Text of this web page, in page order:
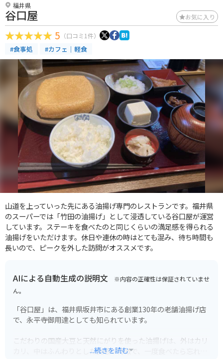
福井県
谷口屋 お気に入り
5 （口コミ1件）
#食事処 #カフェ｜軽食
山道を上っていった先にある油揚げ専門のレストランです。福井県
のスーパーでは「竹田の油揚げ」として浸透している谷口屋が運営
しています。ステーキを食べたのと同じくらいの満足感を得られる
油揚げをいただけます。休日や連休の時はとても混み、待ち時間も
長いので、ピークを外した訪問がオススメです。
AIによる自動生成の説明文 ※内容の正確性は保証されていませ
ん。
「谷口屋」は、福井県坂井市にある創業130年の老舗油揚げ店
で、永平寺御用達としても知られています。
こだわりの国産大豆と天然にがりを使った油揚げは、外はカリ
カリ、中はふんわりとした食感が特徴で、一度食べたら忘れら
...続きを読む